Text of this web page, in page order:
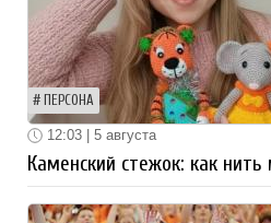
ПЕРСОНА
12:03 | 5 августа
Каменский стежок: как